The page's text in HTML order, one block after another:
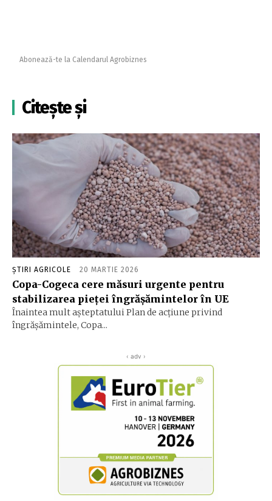
Abonează-te la Calendarul Agrobiznes
Citește și
ȘTIRI AGRICOLE 20 MARTIE 2026
Copa-Cogeca cere măsuri urgente pentru
stabilizarea pieței îngrășămintelor în UE
Înaintea mult așteptatului Plan de acțiune privind
îngrășămintele, Copa...
‹ adv ›